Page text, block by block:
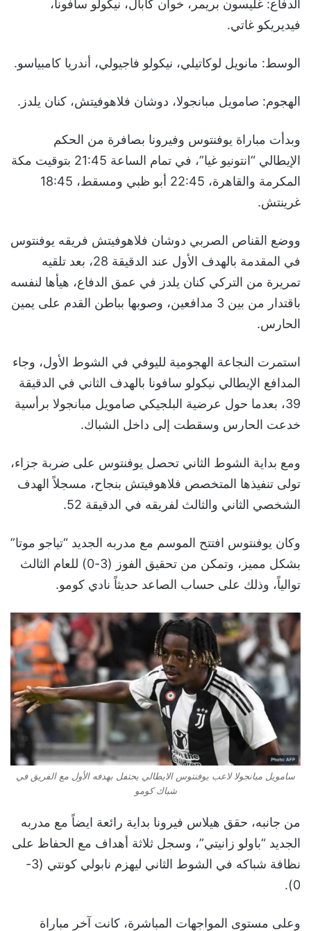
الدفاع: غليسون بريمر، خوان كابال، نيكولو سافونا،
فيديريكو غاتي.
الوسط: مانويل لوكاتيلي، نيكولو فاجيولي، أندريا كامبياسو.
الهجوم: صامويل مبانجولا، دوشان فلاهوفيتش، كنان يلدز.
وبدأت مباراة يوفنتوس وفيرونا بصافرة من الحكم
الإيطالي “انتونيو غيا”، في تمام الساعة 21:45 بتوقيت مكة
المكرمة والقاهرة، 22:45 أبو ظبي ومسقط، 18:45
غرينتش.
ووضع القناص الصربي دوشان فلاهوفيتش فريقه يوفنتوس
في المقدمة بالهدف الأول عند الدقيقة 28، بعد تلقيه
تمريرة من التركي كنان يلدز في عمق الدفاع، هيأها لنفسه
باقتدار من بين 3 مدافعين، وصوبها بباطن القدم على يمين
الحارس.
استمرت النجاعة الهجومية لليوفي في الشوط الأول، وجاء
المدافع الإيطالي نيكولو سافونا بالهدف الثاني في الدقيقة
39، بعدما حول عرضية البلجيكي صامويل مبانجولا برأسية
خدعت الحارس وسقطت إلى داخل الشباك.
ومع بداية الشوط الثاني تحصل يوفنتوس على ضربة جزاء،
تولى تنفيذها المتخصص فلاهوفيتش بنجاح، مسجلاً الهدف
الشخصي الثاني والثالث لفريقه في الدقيقة 52.
وكان يوفنتوس افتتح الموسم مع مدربه الجديد “تياجو موتا”
بشكل مميز، وتمكن من تحقيق الفوز (3-0) للعام الثالث
توالياً، وذلك على حساب الصاعد حديثاً نادي كومو.
سامويل مبانجولا لاعب يوفنتوس الايطالي يحتفل بهدفه الأول مع الفريق في
شباك كومو
من جانبه، حقق هيلاس فيرونا بداية رائعة ايضاً مع مدربه
الجديد “باولو زانيتي”، وسجل ثلاثة أهداف مع الحفاظ على
نظافة شباكه في الشوط الثاني ليهزم نابولي كونتي (3-
0).
وعلى مستوى المواجهات المباشرة، كانت آخر مباراة